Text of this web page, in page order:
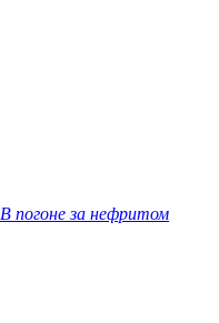
В погоне за нефритом